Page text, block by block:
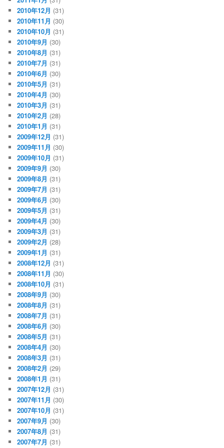
2010年12月 (31)
2010年11月 (30)
2010年10月 (31)
2010年9月 (30)
2010年8月 (31)
2010年7月 (31)
2010年6月 (30)
2010年5月 (31)
2010年4月 (30)
2010年3月 (31)
2010年2月 (28)
2010年1月 (31)
2009年12月 (31)
2009年11月 (30)
2009年10月 (31)
2009年9月 (30)
2009年8月 (31)
2009年7月 (31)
2009年6月 (30)
2009年5月 (31)
2009年4月 (30)
2009年3月 (31)
2009年2月 (28)
2009年1月 (31)
2008年12月 (31)
2008年11月 (30)
2008年10月 (31)
2008年9月 (30)
2008年8月 (31)
2008年7月 (31)
2008年6月 (30)
2008年5月 (31)
2008年4月 (30)
2008年3月 (31)
2008年2月 (29)
2008年1月 (31)
2007年12月 (31)
2007年11月 (30)
2007年10月 (31)
2007年9月 (30)
2007年8月 (31)
2007年7月 (31)